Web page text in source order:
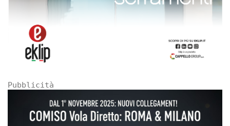
Pubblicità